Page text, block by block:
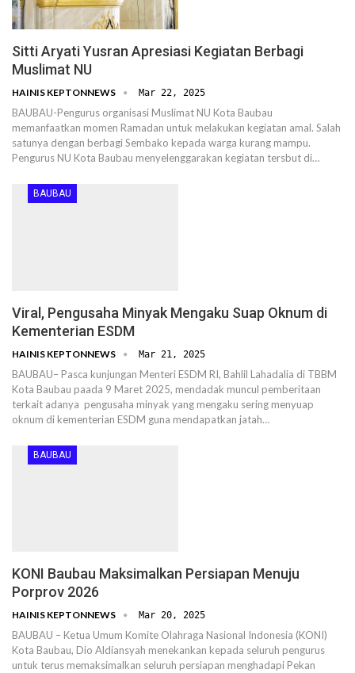
Sitti Aryati Yusran Apresiasi Kegiatan Berbagi
Muslimat NU
HAINIS KEPTONNEWS Mar 22, 2025
BAUBAU-Pengurus organisasi Muslimat NU Kota Baubau
memanfaatkan momen Ramadan untuk melakukan kegiatan amal. Salah
satunya dengan berbagi Sembako kepada warga kurang mampu.
Pengurus NU Kota Baubau menyelenggarakan kegiatan tersbut di…
BAUBAU
Viral, Pengusaha Minyak Mengaku Suap Oknum di
Kementerian ESDM
HAINIS KEPTONNEWS Mar 21, 2025
BAUBAU– Pasca kunjungan Menteri ESDM RI, Bahlil Lahadalia di TBBM
Kota Baubau paada 9 Maret 2025, mendadak muncul pemberitaan
terkait adanya pengusaha minyak yang mengaku sering menyuap
oknum di kementerian ESDM guna mendapatkan jatah…
BAUBAU
KONI Baubau Maksimalkan Persiapan Menuju
Porprov 2026
HAINIS KEPTONNEWS Mar 20, 2025
BAUBAU – Ketua Umum Komite Olahraga Nasional Indonesia (KONI)
Kota Baubau, Dio Aldiansyah menekankan kepada seluruh pengurus
untuk terus memaksimalkan seluruh persiapan menghadapi Pekan